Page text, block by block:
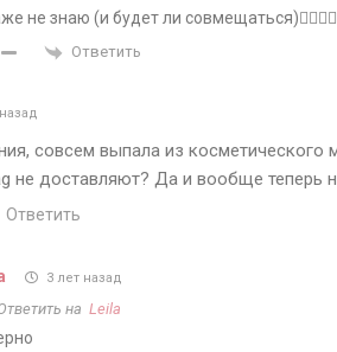
не знаю (и будет ли
Ответить
совсем выпала из косметического
не доставляют? Да и вообще теперь
Ответить
3 лет назад
на Leila